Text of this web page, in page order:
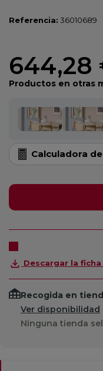
Referencia: 36010689
644,28
Productos en otras
Calculadora
Descargar la
Recogida en
Ver disponibilidad
Ninguna tienda